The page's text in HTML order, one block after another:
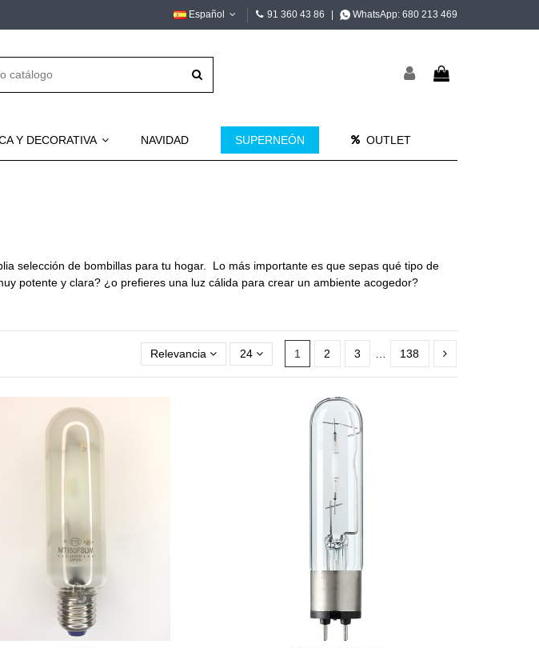
Español 91 360 43 86 WhatsApp: 680 213 469
Y DECORATIVA NAVIDAD SUPERNEÓN OUTLET
selección de bombillas para tu hogar. Lo más importante es que sepas qué tipo de
potente y clara? ¿o prefieres una luz cálida para crear un ambiente acogedor?
Relevancia 24 1 2 3 138